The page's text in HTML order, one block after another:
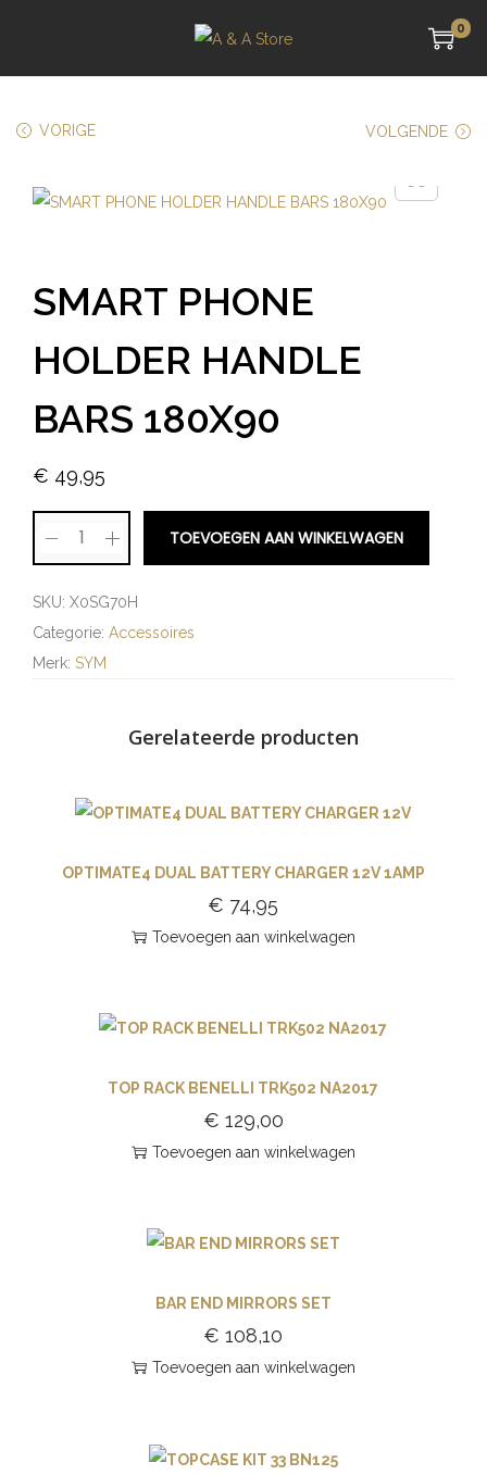
0
VORIGE VOLGENDE
SMART PHONE
HOLDER HANDLE
BARS 180X90
€ 49,95
TOEVOEGEN AAN WINKELWAGEN
SKU: X0SG70H
Categorie: Accessoires
Merk: SYM
Gerelateerde producten
OPTIMATE4 DUAL BATTERY CHARGER 12V 1AMP
€ 74,95
Toevoegen aan winkelwagen
TOP RACK BENELLI TRK502 NA2017
€ 129,00
Toevoegen aan winkelwagen
BAR END MIRRORS SET
€ 108,10
Toevoegen aan winkelwagen